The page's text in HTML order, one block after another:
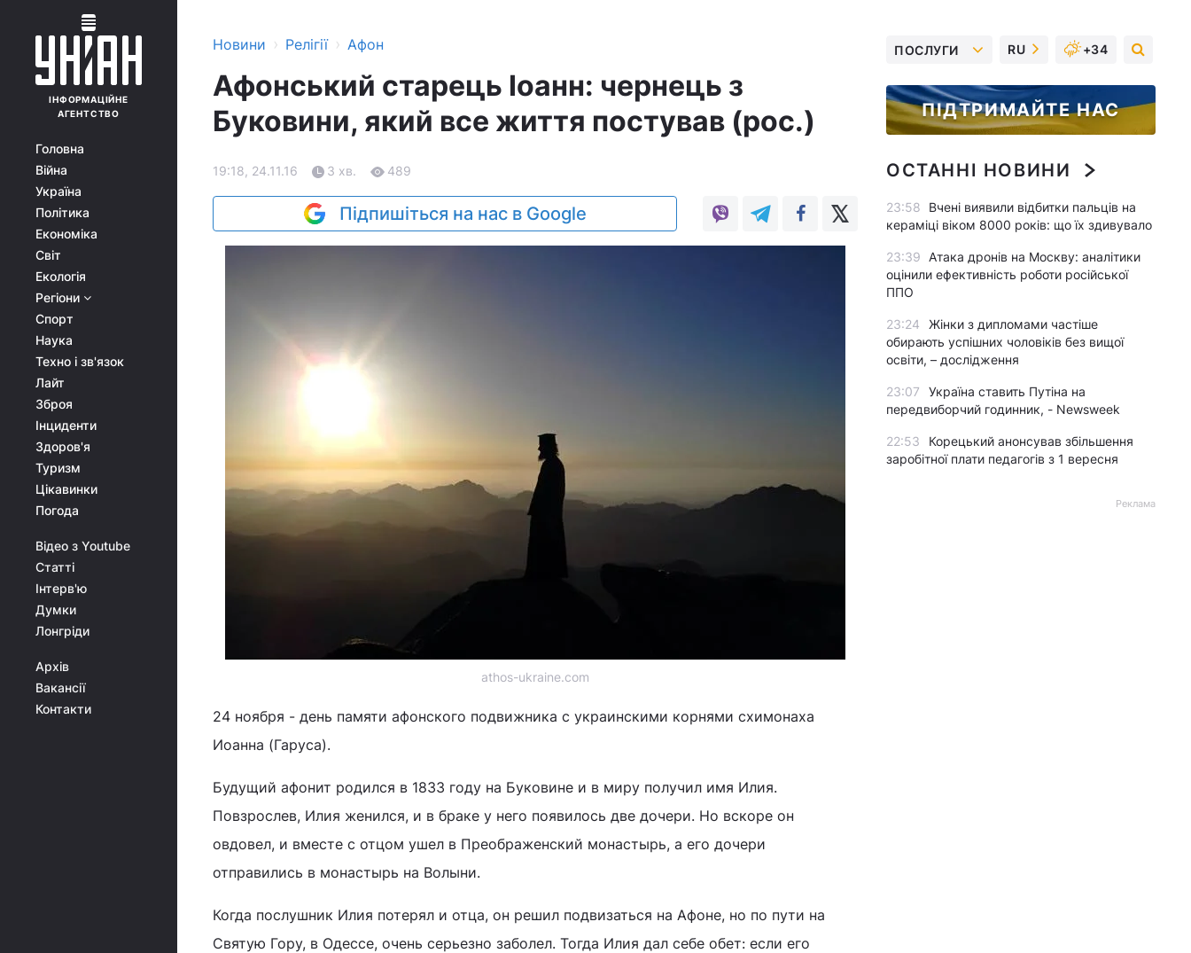
ІНФОРМАЦІЙНЕ
АГЕНТСТВО
Головна
Війна
Україна
Політика
Економіка
Світ
Екологія
Регіони
Спорт
Наука
Техно і зв'язок
Лайт
Зброя
Інциденти
Здоров'я
Туризм
Цікавинки
Погода
Відео з Youtube
Статті
Інтерв'ю
Думки
Лонгріди
Архів
Вакансії
Контакти
Новини › Релігії › Афон
Афонський старець Іоанн: чернець з
Буковини, який все життя постував (рос.)
19:18, 24.11.16 3 хв. 489
Підпишіться на нас в Google
athos-ukraine.com
24 ноября - день памяти афонского подвижника с украинскими корнями схимонаха
Иоанна (Гаруса).
Будущий афонит родился в 1833 году на Буковине и в миру получил имя Илия.
Повзрослев, Илия женился, и в браке у него появилось две дочери. Но вскоре он
овдовел, и вместе с отцом ушел в Преображенский монастырь, а его дочери
отправились в монастырь на Волыни.
Когда послушник Илия потерял и отца, он решил подвизаться на Афоне, но по пути на
Святую Гору, в Одессе, очень серьезно заболел. Тогда Илия дал себе обет: если его
ПОСЛУГИ RU +34
ПІДТРИМАЙТЕ НАС
ОСТАННІ НОВИНИ
23:58
Вчені виявили відбитки пальців на
кераміці віком 8000 років: що їх здивувало
23:39
Атака дронів на Москву: аналітики
оцінили ефективність роботи російської
ППО
23:24
Жінки з дипломами частіше
обирають успішних чоловіків без вищої
освіти, – дослідження
23:07
Україна ставить Путіна на
передвиборчий годинник, - Newsweek
22:53
Корецький анонсував збільшення
заробітної плати педагогів з 1 вересня
Реклама